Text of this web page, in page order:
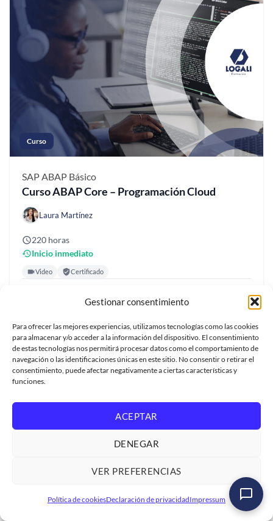
Gestionar consentimiento
Para ofrecer las mejores experiencias, utilizamos tecnologías como las cookies
para almacenar y/o acceder a la información del dispositivo. El consentimiento
de estas tecnologías nos permitirá procesar datos como el comportamiento de
navegación o las identificaciones únicas en este sitio. No consentir o retirar el
consentimiento, puede afectar negativamente a ciertas características y
funciones.
ACEPTAR
DENEGAR
VER PREFERENCIAS
Política de cookiesDeclaración de privacidadImpressum
Curso
SAP ABAP Básico
Curso ABAP Core – Programación Cloud
Laura Martínez
220 horas
Inicio inmediato
Video Certificado